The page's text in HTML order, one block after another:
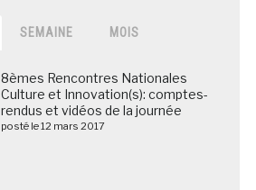
SEMAINE MOIS
8èmes Rencontres Nationales
Culture et Innovation(s): comptes-
rendus et vidéos de la journée
posté le 12 mars 2017